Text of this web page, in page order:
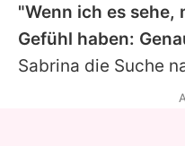
"Wenn ich es sehe,
Gefühl haben:
Sabrina die Suche